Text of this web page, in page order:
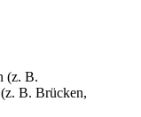
(z. B.
B. Brücken,